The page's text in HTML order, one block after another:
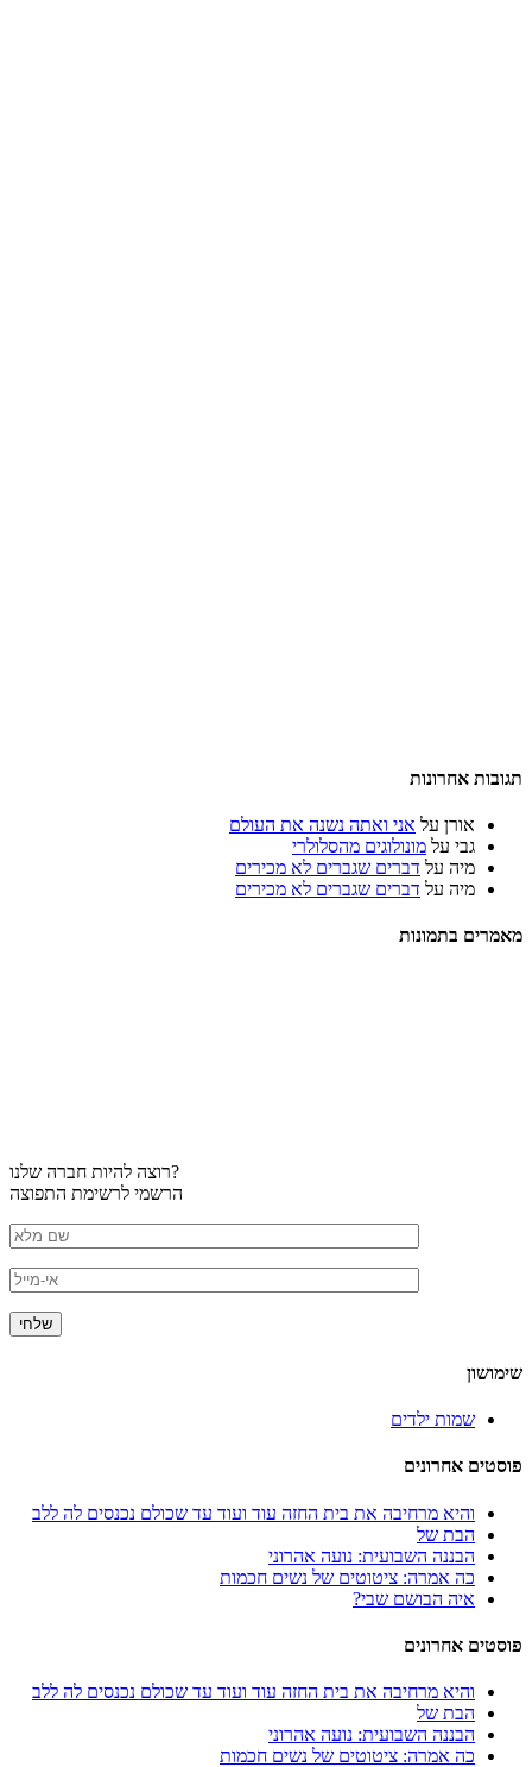
תגובות אחרונות
אורן על אני ואתה נשנה את העולם
גבי על מונולוגים מהסלולרי
מיה על דברים שגברים לא מכירים
מיה על דברים שגברים לא מכירים
מאמרים בתמונות
רוצה להיות חברה שלנו?
הרשמי לרשימת התפוצה
שימושון
שמות ילדים
פוסטים אחרונים
והיא מרחיבה את בית החזה עוד ועוד עד שכולם נכנסים לה ללב
הבת של
הבננה השבועית: נועה אהרוני
כה אמרה: ציטוטים של נשים חכמות
איה הבושם שבי?
פוסטים אחרונים
והיא מרחיבה את בית החזה עוד ועוד עד שכולם נכנסים לה ללב
הבת של
הבננה השבועית: נועה אהרוני
כה אמרה: ציטוטים של נשים חכמות